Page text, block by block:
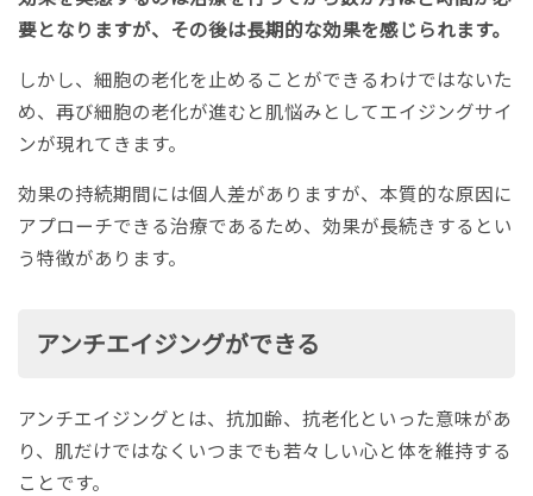
要となりますが、その後は長期的な効果を感じられます。
しかし、細胞の老化を止めることができるわけではないた
め、再び細胞の老化が進むと肌悩みとしてエイジングサイ
ンが現れてきます。
効果の持続期間には個人差がありますが、本質的な原因に
アプローチできる治療であるため、効果が長続きするとい
う特徴があります。
アンチエイジングができる
アンチエイジングとは、抗加齢、抗老化といった意味があ
り、肌だけではなくいつまでも若々しい心と体を維持する
ことです。